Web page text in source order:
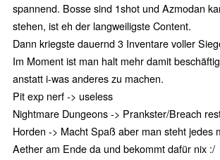
spannend. Bosse sind 1shot und Azmodan
stehen, ist eh der langweiligste Content.
Dann kriegste dauernd 3 Inventare voller
Im Moment ist man halt mehr damit
anstatt i-was anderes zu machen.
Pit exp nerf -> useless
Nightmare Dungeons -> Prankster/Breach
Horden -> Macht Spaß aber man steht jedes
Aether am Ende da und bekommt dafür nix :/